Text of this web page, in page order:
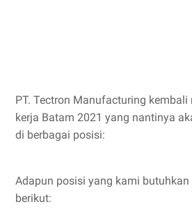
PT. Tectron Manufacturing
kerja Batam 2021 yang nantinya
di berbagai posisi:
Adapun posisi yang kami
berikut: